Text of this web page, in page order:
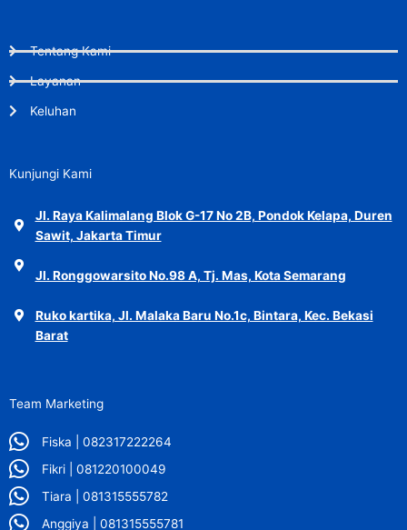
Tentang Kami
Layanan
Keluhan
Kunjungi Kami
Jl. Raya Kalimalang Blok G-17 No 2B, Pondok Kelapa, Duren
Sawit, Jakarta Timur
Jl. Ronggowarsito No.98 A, Tj. Mas, Kota Semarang
Ruko kartika, Jl. Malaka Baru No.1c, Bintara, Kec. Bekasi
Barat
Team Marketing
Fiska | 082317222264
Fikri | 081220100049
Tiara | 081315555782
Anggiya | 081315555781